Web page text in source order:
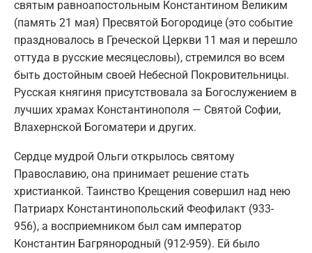
святым равноапостольным Константином Великим
(память 21 мая) Пресвятой Богородице (это событие
праздновалось в Греческой Церкви 11 мая и перешло
оттуда в русские месяцесловы), стремился во всем
быть достойным своей Небесной Покровительницы.
Русская княгиня присутствовала за Богослужением в
лучших храмах Константинополя — Святой Софии,
Влахернской Богоматери и других.
Сердце мудрой Ольги открылось святому
Православию, она принимает решение стать
христианкой. Таинство Крещения совершил над нею
Патриарх Константинопольский Феофилакт (933-
956), а восприемником был сам император
Константин Багрянородный (912-959). Ей было